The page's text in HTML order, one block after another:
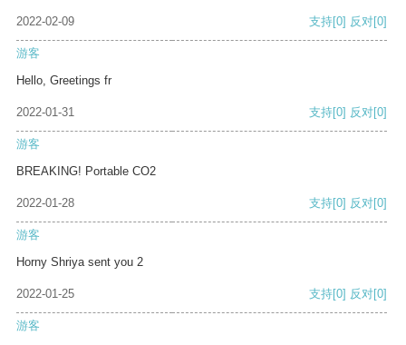
2022-02-09 支持[0] 反对[0]
游客
Hello, Greetings fr
2022-01-31 支持[0] 反对[0]
游客
BREAKING! Portable CO2
2022-01-28 支持[0] 反对[0]
游客
Horny Shriya sent you 2
2022-01-25 支持[0] 反对[0]
游客